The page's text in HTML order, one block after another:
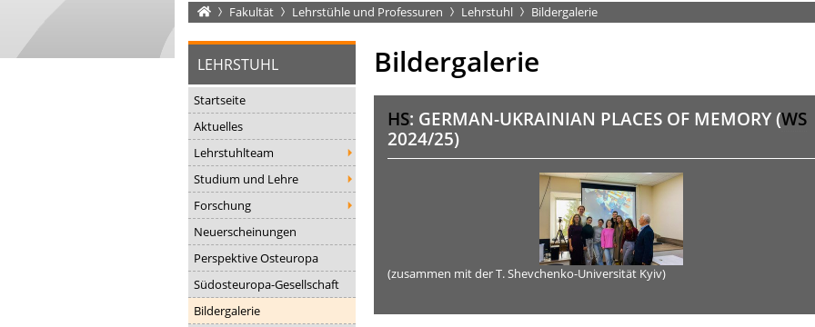
Startseite
Fakultät Lehrstühle und Professuren Lehrstuhl Bildergalerie
LEHRSTUHL
Startseite
Aktuelles
Lehrstuhlteam
Studium und Lehre
Forschung
Neuerscheinungen
Perspektive Osteuropa
Südosteuropa-Gesellschaft
Bildergalerie
Bildergalerie
HS: GERMAN-UKRAINIAN PLACES OF MEMORY (WS
2024/25)
(zusammen mit der T. Shevchenko-Universität Kyiv)